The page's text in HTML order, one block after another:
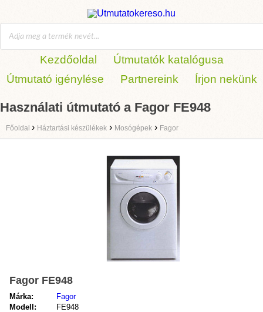
Kezdőoldal
Útmutatók katalógusa
Útmutató igénylése
Partnereink Írjon nekünk
Használati útmutató a Fagor FE948
Főoldal › Háztartási készülékek › Mosógépek › Fagor
Fagor FE948
Márka:
Fagor
Modell:
FE948